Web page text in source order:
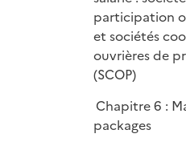
participation
et sociétés
ouvrières de
(SCOP)
Chapitre 6 :
packages